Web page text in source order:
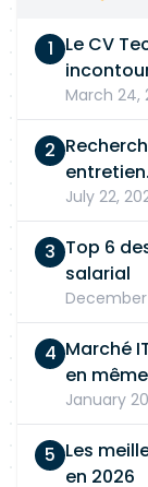
Le CV
March 24,
July 22,
Top 6
salarial
December
Marché
en
January
Les
en 2026